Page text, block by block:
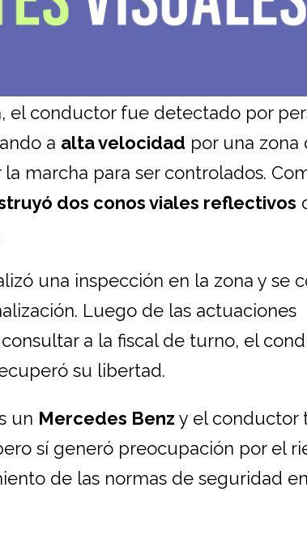
el conductor fue detectado por
a alta velocidad por una zona
marcha para ser controlados.
dos conos viales reflectivos
una inspección en la zona y se
Luego de las actuaciones
a la fiscal de turno, el
su libertad.
un Mercedes Benz y el conductor
sí generó preocupación por el
de las normas de seguridad